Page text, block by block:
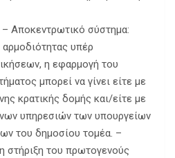
– Αποκεντρωτικό σύστημα:
υπέρ
η εφαρμογή του
μπορεί να γίνει είτε με
κρατικής δομής και/είτε με
υπηρεσιών των υπουργείων
του δημοσίου τομέα. –
στήριξη του πρωτογενούς